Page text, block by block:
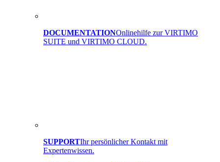
DOCUMENTATIONOnlinehilfe zur VIRTIMO
SUITE und VIRTIMO CLOUD.
SUPPORTIhr persönlicher Kontakt mit
Expertenwissen.